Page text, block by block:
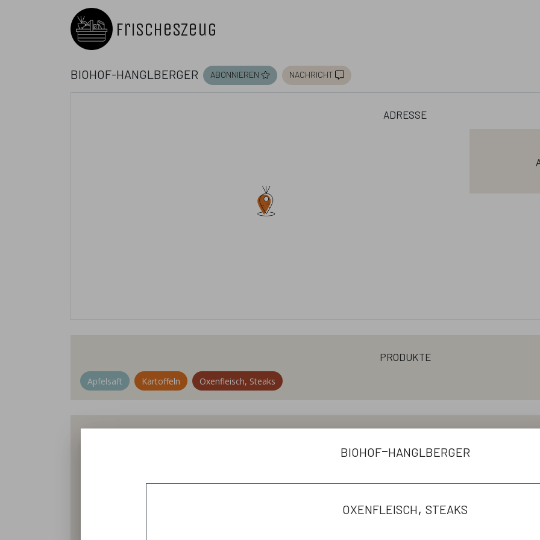
FrischesZeug
Biohof-Hanglberger abonnieren nachricht
adresse
produkte
Apfelsaft Kartoffeln Oxenfleisch, Steaks
Der Biohof-Hanglberger ist ein Naturland zertifizierter Betrieb im idyllischen Oberwattenbach bei
Unsere Tiere fressen ausnahmslos hofeigenes Biofutter von unseren Wiesen und Feldern. Ein
kann ein gesundes und nährstoffreiches Futter für unsere Tiere und uns Menschen wachsen.
biohof-hanglberger
oxenfleisch, steaks